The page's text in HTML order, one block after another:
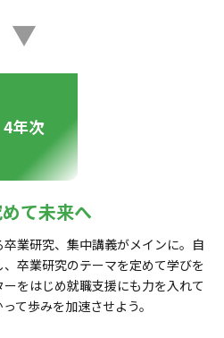
4年次
て未来へ
業研究、集中講義がメインに。自
卒業研究のテーマを定めて学びを
をはじめ就職支援にも力を入れて
て歩みを加速させよう。